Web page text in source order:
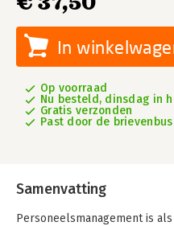
In
Op voorraad
Nu besteld, dinsdag in
Gratis verzonden
Past door de brievenbus
Samenvatting
Personeelsmanagement is